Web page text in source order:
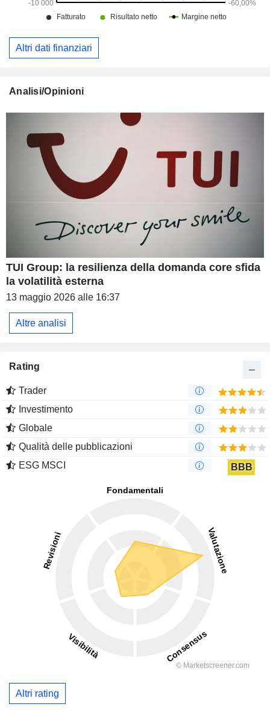
Altri dati finanziari
Analisi/Opinioni
TUI Group: la resilienza della domanda core sfida
la volatilità esterna
13 maggio 2026 alle 16:37
Altre analisi
Rating
Trader
Investimento
Globale
Qualità delle pubblicazioni
ESG MSCI
BBB
Altri rating